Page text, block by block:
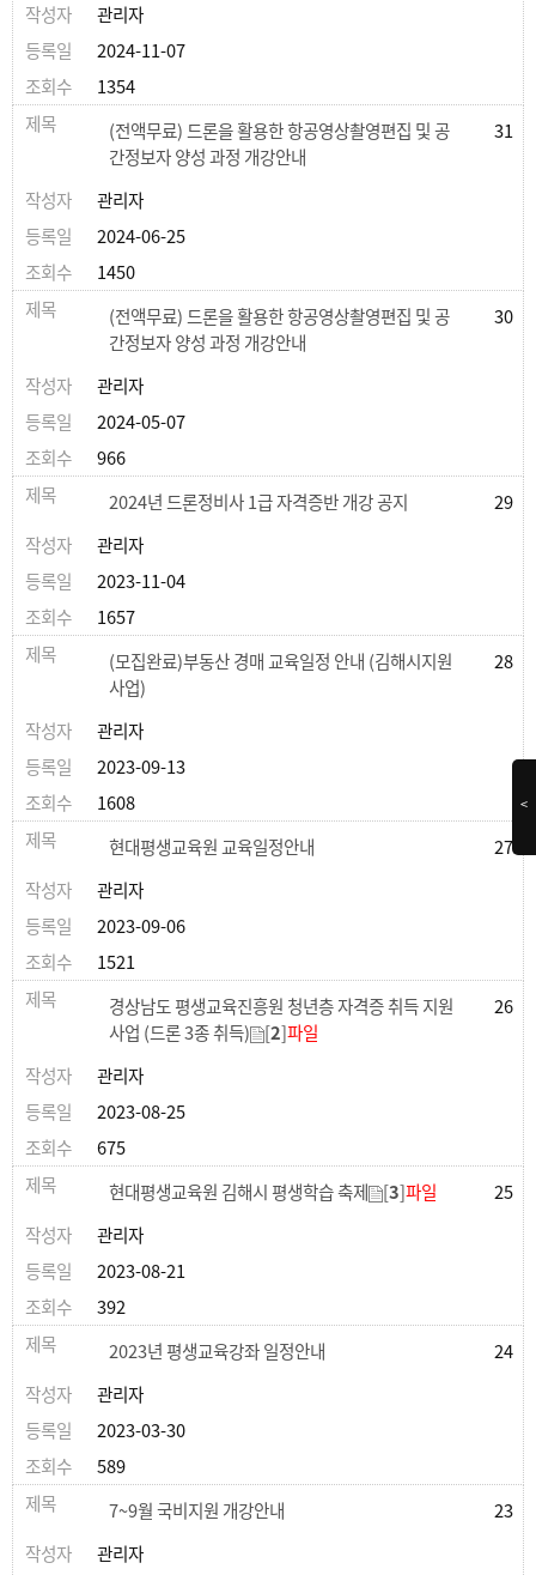
관리자
2024-11-07
1354
31
(전액무료) 드론을 활용한 항공영상촬영편집 및 공
간정보자 양성 과정 개강안내
관리자
2024-06-25
1450
30
(전액무료) 드론을 활용한 항공영상촬영편집 및 공
간정보자 양성 과정 개강안내
관리자
2024-05-07
966
29
2024년 드론정비사 1급 자격증반 개강 공지
관리자
2023-11-04
1657
28
(모집완료)부동산 경매 교육일정 안내 (김해시지원
사업)
관리자
2023-09-13
1608
27
현대평생교육원 교육일정안내
관리자
2023-09-06
1521
26
경상남도 평생교육진흥원 청년층 자격증 취득 지원
사업 (드론 3종 취득)
[2]파일
관리자
2023-08-25
675
25
현대평생교육원 김해시 평생학습 축제 [3]파일
관리자
2023-08-21
392
24
2023년 평생교육강좌 일정안내
관리자
2023-03-30
589
23
7~9월 국비지원 개강안내
관리자
<